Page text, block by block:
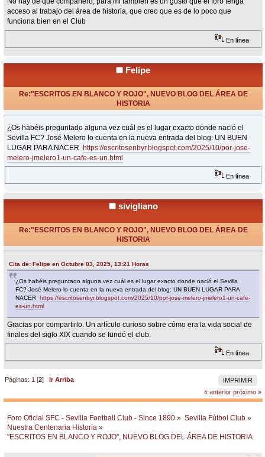
acceso al trabajo del área de historia, que creo que es de lo poco que
funciona bien en el Club
En línea
Felipe
Re:"ESCRITOS EN BLANCO Y ROJO", NUEVO BLOG DEL ÁREA DE
HISTORIA
¿Os habéis preguntado alguna vez cuál es el lugar exacto donde nació el
Sevilla FC? José Melero lo cuenta en la nueva entrada del blog: UN BUEN
LUGAR PARA NACERhttps://escritosenbyr.blogspot.com/2025/10/por-jose-
melero-jmelero1-un-cafe-es-un.html
En línea
sivigliano
Re:"ESCRITOS EN BLANCO Y ROJO", NUEVO BLOG DEL ÁREA DE
HISTORIA
Cita de: Felipe en Octubre 03, 2025, 13:21 Horas
¿Os habéis preguntado alguna vez cuál es el lugar exacto donde nació el Sevilla
FC? José Melero lo cuenta en la nueva entrada del blog: UN BUEN LUGAR PARA
NACERhttps://escritosenbyr.blogspot.com/2025/10/por-jose-melero-jmelero1-un-cafe-
es-un.html
Gracias por compartirlo. Un artículo curioso sobre cómo era la vida social de
finales del siglo XIX cuando se fundó el club.
En línea
IMPRIMIR
Páginas: 1 [2]Ir Arriba
« anterior próximo »
Foro Oficial SFC - Sevilla Football Club - Since 1890 » Sevilla Fútbol Club »
Nuestra Centenaria Historia »
"ESCRITOS EN BLANCO Y ROJO", NUEVO BLOG DEL ÁREA DE HISTORIA